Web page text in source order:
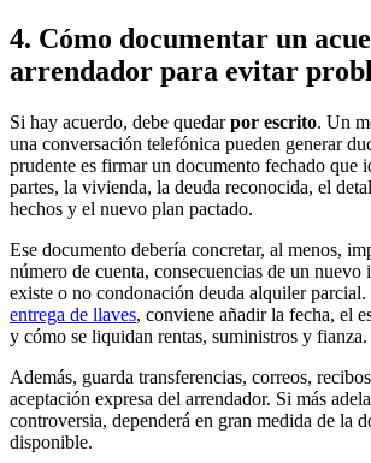
4. Cómo documentar un
arrendador para evitar
Si hay acuerdo, debe quedarpor escrito. Un
una conversación telefónica pueden generar
prudente es firmar un documento fechado que
partes, la vivienda, la deuda reconocida, el
hechos y el nuevo plan pactado.
Ese documento debería concretar, al menos,
número de cuenta, consecuencias de un
existe o no condonación deuda alquiler parcial.
entrega de llaves, conviene añadir la fecha, el
y cómo se liquidan rentas, suministros y fianza.
Además, guarda transferencias, correos,
aceptación expresa del arrendador. Si más
controversia, dependerá en gran medida de la
disponible.